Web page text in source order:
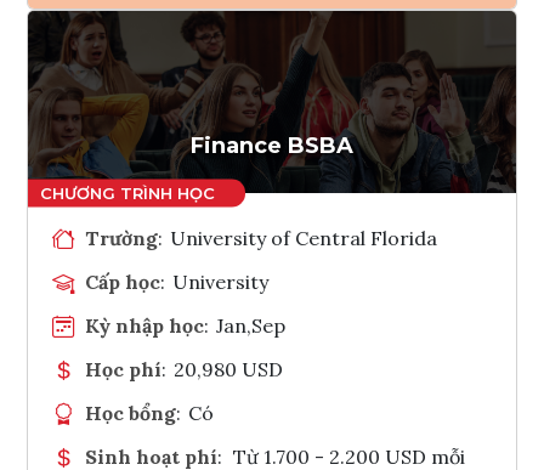
Ghi danh
Tham vấn Interlink
Finance BSBA
Trường: University of Central Florida
Cấp học: University
Kỳ nhập học: Jan,Sep
Học phí: 20,980 USD
Học bổng: Có
Sinh hoạt phí: Từ 1.700 - 2.200 USD mỗi